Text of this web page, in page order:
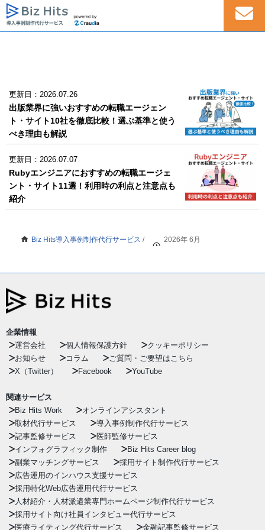
更新日：2026.07.26
出版業界に強いおすすめの転職エージェン
ト・サイト10社を徹底比較！選ぶ基準と使う
べき理由も解説
更新日：2026.07.07
Rubyエンジニアにおすすめの転職エージェ
ント・サイト11選！利用時の利点と注意点も
紹介
Biz Hits導入事例制作代行サービス / 2026年 6月
企業情報
運営会社
個人情報保護方針
クッキーポリシー
お知らせ
コラム
ご質問・ご要望はこちら
X（Twitter）
Facebook YouTube
関連サービス
Biz Hits Work
オンラインアシスタント
取材代行サービス
導入事例制作代行サービス
記事監修サービス
医師監修サービス
インフォグラフィック制作
Biz Hits Career blog
副業マッチングサービス
採用サイト制作代行サービス
広告運用のインハウス支援サービス
採用特化Web広告運用代行サービス
人材紹介・人材派遣業専門ホームページ制作代行サービス
採用サイト向け社員インタビュー代行サービス
医療ライティング代行サービス
金融記事監修サービス